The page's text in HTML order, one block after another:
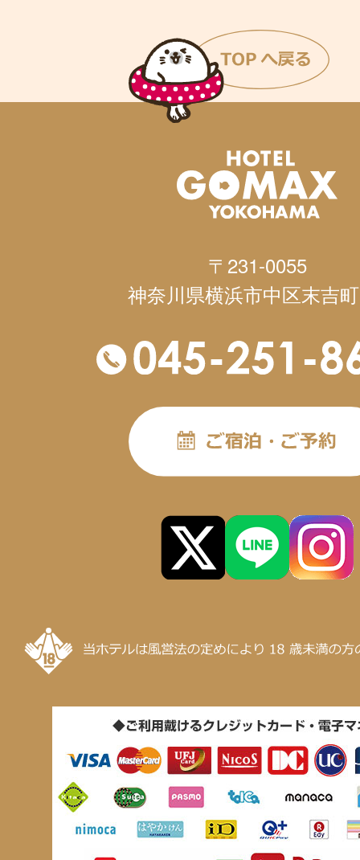
〒231-0055
神奈川県横浜市中区末吉